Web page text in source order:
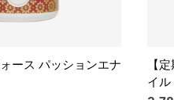
ース パッションエナ
【
イ